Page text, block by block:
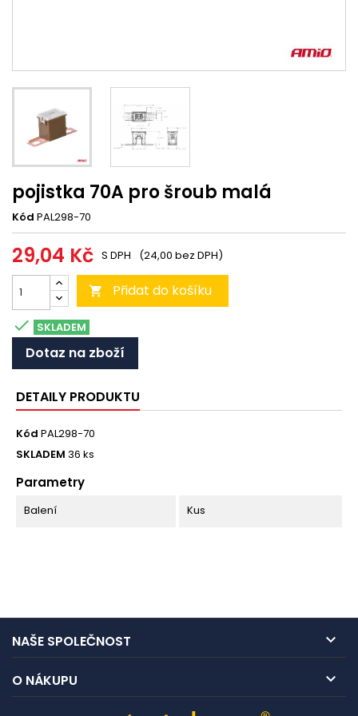
pojistka 70A pro šroub malá
Kód PAL298-70
29,04 Kč S DPH (24,00 bez DPH)
 Přidat do košíku
 SKLADEM
Dotaz na zboží
DETAILY PRODUKTU
Kód PAL298-70
SKLADEM 36 ks
Parametry
Balení Kus
NAŠE SPOLEČNOST 
O NÁKUPU 